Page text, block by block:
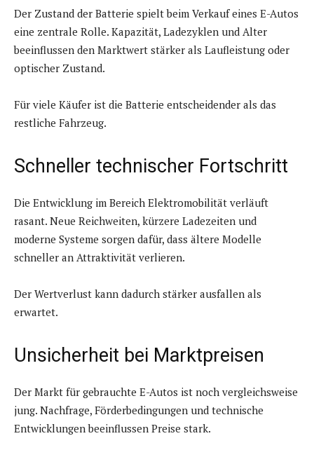
Der Zustand der Batterie spielt beim Verkauf eines E-Autos
eine zentrale Rolle. Kapazität, Ladezyklen und Alter
beeinflussen den Marktwert stärker als Laufleistung oder
optischer Zustand.
Für viele Käufer ist die Batterie entscheidender als das
restliche Fahrzeug.
Schneller technischer Fortschritt
Die Entwicklung im Bereich Elektromobilität verläuft
rasant. Neue Reichweiten, kürzere Ladezeiten und
moderne Systeme sorgen dafür, dass ältere Modelle
schneller an Attraktivität verlieren.
Der Wertverlust kann dadurch stärker ausfallen als
erwartet.
Unsicherheit bei Marktpreisen
Der Markt für gebrauchte E-Autos ist noch vergleichsweise
jung. Nachfrage, Förderbedingungen und technische
Entwicklungen beeinflussen Preise stark.